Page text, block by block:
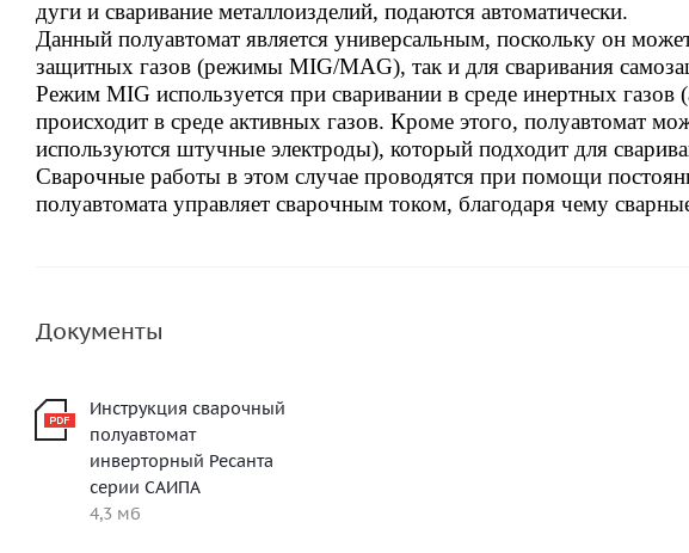
дуги и сваривание металлоизделий, подаются автоматически.
Данный полуавтомат является универсальным, поскольку он
защитных газов (режимы MIG/MAG), так и для сваривания
Режим MIG используется при сваривании в среде инертных газов
происходит в среде активных газов. Кроме этого, полуавтомат
используются штучные электроды), который подходит для
Сварочные работы в этом случае проводятся при помощи
полуавтомата управляет сварочным током, благодаря чему
Документы
Инструкция сварочный
полуавтомат
инверторный Ресанта
серии САИПА
4,3 мб